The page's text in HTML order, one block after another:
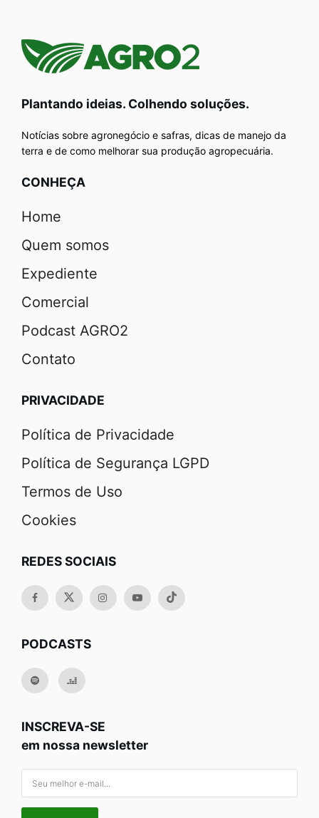
Plantando ideias. Colhendo soluções.
Notícias sobre agronegócio e safras, dicas de manejo da
terra e de como melhorar sua produção agropecuária.
CONHEÇA
Home
Quem somos
Expediente
Comercial
Podcast AGRO2
Contato
PRIVACIDADE
Política de Privacidade
Política de Segurança LGPD
Termos de Uso
Cookies
REDES SOCIAIS
PODCASTS
INSCREVA-SE
em nossa newsletter